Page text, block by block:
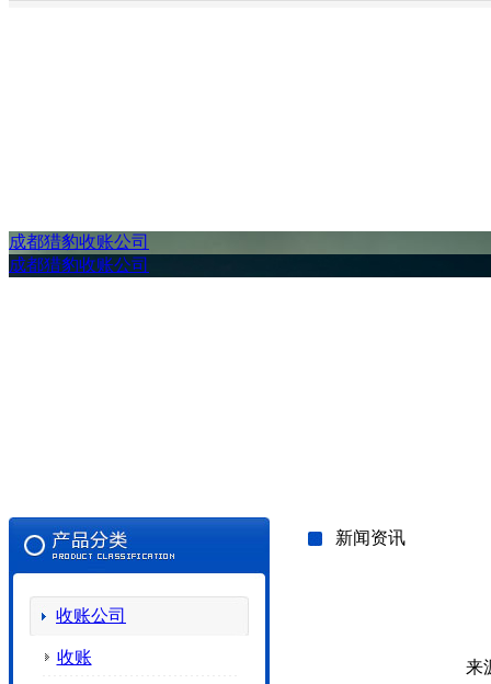
成都猎豹收账公司
成都猎豹收账公司
收账公司
收账
新闻资讯
来